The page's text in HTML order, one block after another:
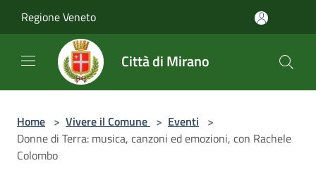
Regione Veneto
Città di Mirano
Home > Vivere il Comune > Eventi >
Donne di Terra: musica, canzoni ed emozioni, con Rachele
Colombo